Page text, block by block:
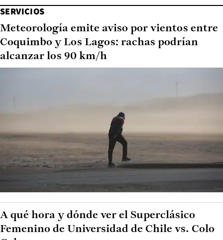
SERVICIOS
Meteorología emite aviso por vientos entre
Coquimbo y Los Lagos: rachas podrían
alcanzar los 90 km/h
A qué hora y dónde ver el Superclásico
Femenino de Universidad de Chile vs. Colo